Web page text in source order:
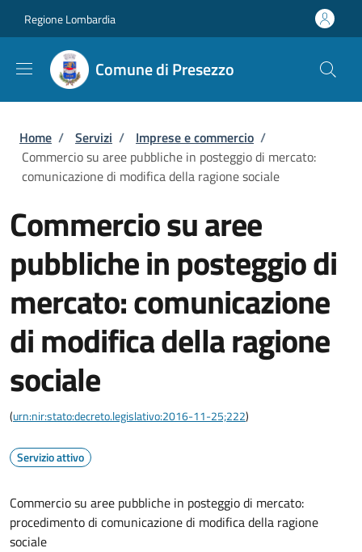
Regione Lombardia
Comune di Presezzo
Briciole di pane
Home / Servizi / Imprese e commercio /
Commercio su aree pubbliche in posteggio di mercato:
comunicazione di modifica della ragione sociale
Commercio su aree
pubbliche in posteggio di
mercato: comunicazione
di modifica della ragione
sociale
(urn:nir:stato:decreto.legislativo:2016-11-25;222)
Servizio attivo
Commercio su aree pubbliche in posteggio di mercato:
procedimento di comunicazione di modifica della ragione
sociale